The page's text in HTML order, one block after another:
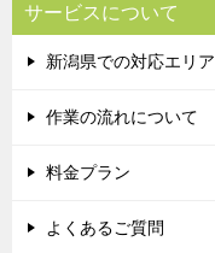
サービスについて
新潟県での対応エリア
作業の流れについて
料金プラン
よくあるご質問